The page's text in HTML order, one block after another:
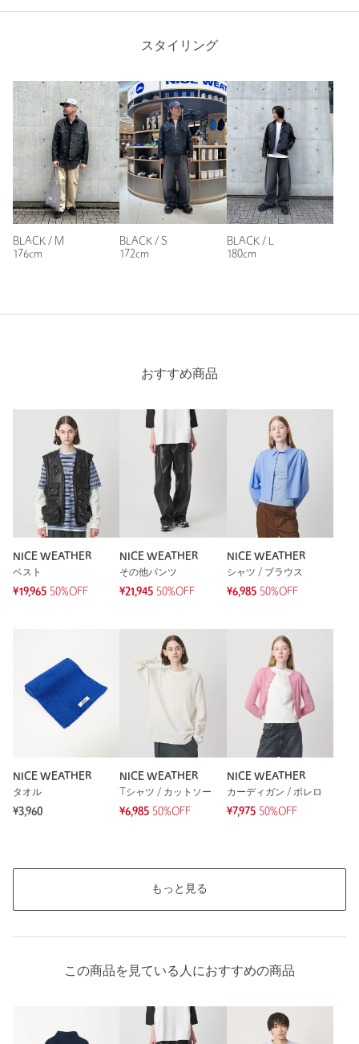
対象商品
返品 対象商品 返品等について
裾上げ 対象外商品 裾上げについて
MEN｜WOMEN
カテゴリー コート / ブルゾン その他コート / ブルゾン
サイズ XS S M L
素材 表；牛革 裏生地；POLYESTER100％
洗濯表示
クリーニングは専門店に相談くだ
XS S M L
Check the recommended size
Try this item on
スタイリング
BLACK / M
176cm
BLACK / S
172cm
BLACK / L
180cm
おすすめ商品
NICE WEATHER
ベスト
¥19,965 50%OFF
NICE WEATHER
その他パンツ
¥21,945 50%OFF
NICE WEATHER
シャツ / ブラウス
¥6,985 50%OFF
NICE WEATHER
タオル
¥3,960
NICE WEATHER
Tシャツ / カットソー
¥6,985 50%OFF
NICE WEATHER
カーディガン / ボレロ
¥7,975 50%OFF
もっと見る
この商品を見ている人におすすめの商品